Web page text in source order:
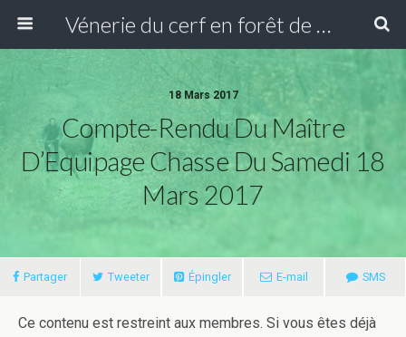
Vénerie du cerf en forêt de Compiègne
18 Mars 2017
Compte-Rendu Du Maître
D’Equipage Chasse Du Samedi 18
Mars 2017
Partager Tweeter Épingler E-mail SMS
Ce contenu est restreint aux membres. Si vous êtes déjà